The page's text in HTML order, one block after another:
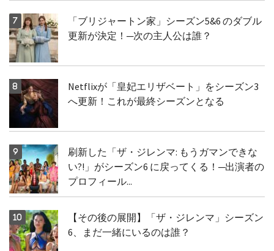
「ブリジャートン家」シーズン5&6 のダブル
更新が決定！─次の主人公は誰？
Netflixが「皇妃エリザベート」をシーズン3
へ更新！これが最終シーズンとなる
刷新した「ザ・ジレンマ: もうガマンできな
い?!」がシーズン6 に戻ってくる！─出演者の
プロフィール...
【その後の展開】「ザ・ジレンマ」シーズン
6、まだ一緒にいるのは誰？